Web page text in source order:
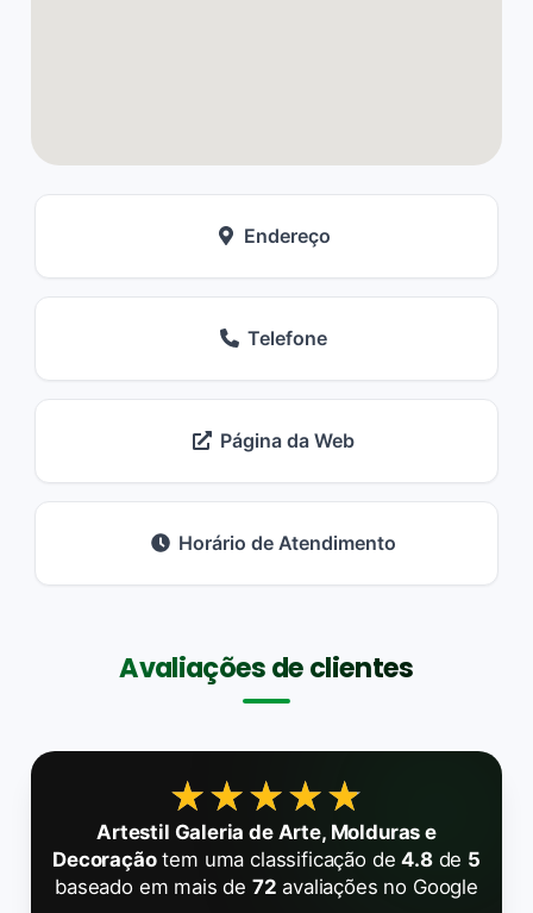
Endereço
Telefone
Página da Web
Horário de Atendimento
Avaliações de clientes
★★★★★
★★★★★
Artestil Galeria de Arte, Molduras e
Decoraçãotem uma classificação de4.8de 5
baseado em mais de 72 avaliações no Google